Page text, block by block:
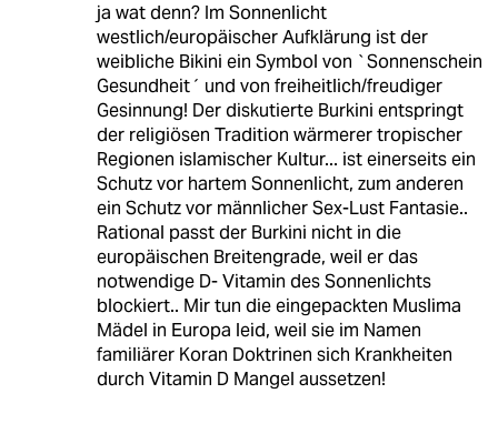
ja wat denn? Im Sonnenlicht
westlich/europäischer Aufklärung ist der
weibliche Bikini ein Symbol von `Sonnenschein
Gesundheit´ und von freiheitlich/freudiger
Gesinnung! Der diskutierte Burkini entspringt
der religiösen Tradition wärmerer tropischer
Regionen islamischer Kultur... ist einerseits ein
Schutz vor hartem Sonnenlicht, zum anderen
ein Schutz vor männlicher Sex-Lust Fantasie..
Rational passt der Burkini nicht in die
europäischen Breitengrade, weil er das
notwendige D- Vitamin des Sonnenlichts
blockiert.. Mir tun die eingepackten Muslima
Mädel in Europa leid, weil sie im Namen
familiärer Koran Doktrinen sich Krankheiten
durch Vitamin D Mangel aussetzen!